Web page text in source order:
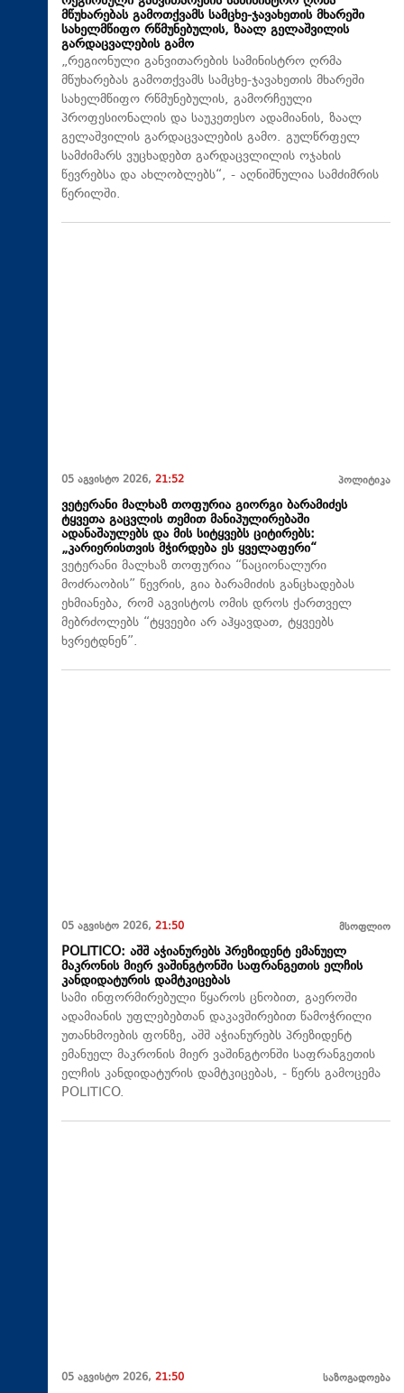
მწუხარებას გამოთქვამს სამცხე-ჯავახეთის მხარეში
სახელმწიფო რწმუნებულის, ზაალ გელაშვილის
გარდაცვალების გამო
„რეგიონული განვითარების სამინისტრო ღრმა
მწუხარებას გამოთქვამს სამცხე-ჯავახეთის მხარეში
სახელმწიფო რწმუნებულის, გამორჩეული
პროფესიონალის და საუკეთესო ადამიანის, ზაალ
გელაშვილის გარდაცვალების გამო. გულწრფელ
სამძიმარს ვუცხადებთ გარდაცვლილის ოჯახის
წევრებსა და ახლობლებს“, - აღნიშნულია სამძიმრის
წერილში.
05 აგვისტო 2026, 21:52 პოლიტიკა
ვეტერანი მალხაზ თოფურია გიორგი ბარამიძეს
ტყვეთა გაცვლის თემით მანიპულირებაში
ადანაშაულებს და მის სიტყვებს ციტირებს:
„კარიერისთვის მჭირდება ეს ყველაფერი“
ვეტერანი მალხაზ თოფურია “ნაციონალური
მოძრაობის” წევრის, გია ბარამიძის განცხადებას
ეხმიანება, რომ აგვისტოს ომის დროს ქართველ
მებრძოლებს “ტყვეები არ აჰყავდათ, ტყვეებს
ხვრეტდნენ”.
05 აგვისტო 2026, 21:50 მსოფლიო
POLITICO: აშშ აჭიანურებს პრეზიდენტ ემანუელ
მაკრონის მიერ ვაშინგტონში საფრანგეთის ელჩის
კანდიდატურის დამტკიცებას
სამი ინფორმირებული წყაროს ცნობით, გაეროში
ადამიანის უფლებებთან დაკავშირებით წამოჭრილი
უთანხმოების ფონზე, აშშ აჭიანურებს პრეზიდენტ
ემანუელ მაკრონის მიერ ვაშინგტონში საფრანგეთის
ელჩის კანდიდატურის დამტკიცებას, - წერს გამოცემა
POLITICO.
05 აგვისტო 2026, 21:50 საზოგადოება